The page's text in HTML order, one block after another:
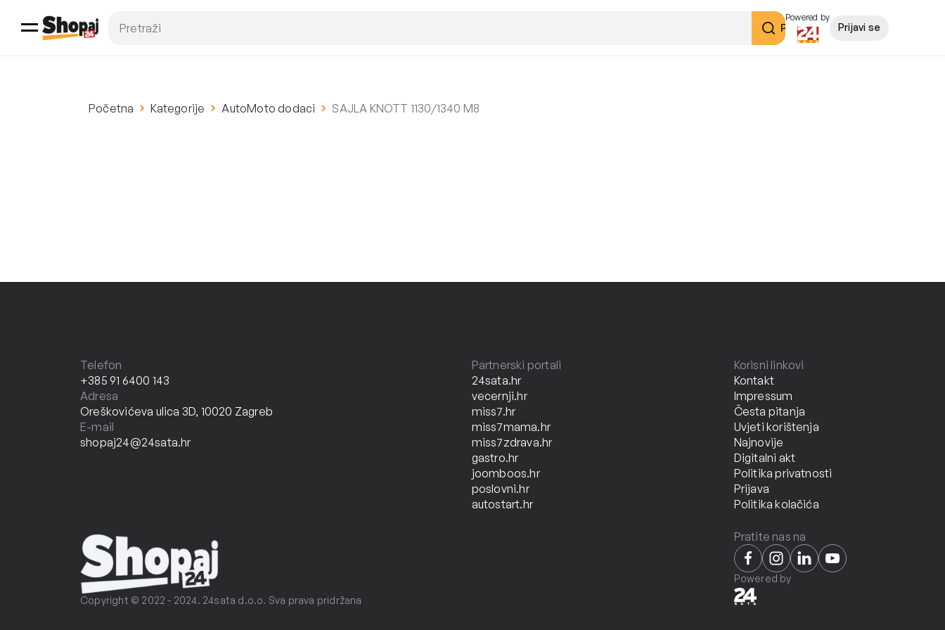
Pretraži
Powered by
Prijavi se
Početna Kategorije AutoMoto dodaci SAJLA KNOTT 1130/1340 M8
Telefon
+385 91 6400 143
Adresa
Oreškovićeva ulica 3D, 10020 Zagreb
E-mail
shopaj24@24sata.hr
Copyright © 2022 - 2024. 24sata d.o.o. Sva prava pridržana
Partnerski portali
24sata.hr
vecernji.hr
miss7.hr
miss7mama.hr
miss7zdrava.hr
gastro.hr
joomboos.hr
poslovni.hr
autostart.hr
Korisni linkovi
Kontakt
Impressum
Česta pitanja
Uvjeti korištenja
Najnovije
Digitalni akt
Politika privatnosti
Prijava
Politika kolačića
Pratite nas na
Powered by